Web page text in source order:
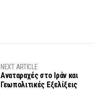
NEXT ARTICLE
Αναταραχές στο Ιράν και
Γεωπολιτικές Εξελίξεις